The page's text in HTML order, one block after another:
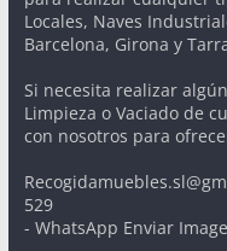
Locales, Naves
Barcelona, Girona y
Si necesita realizar
Limpieza o Vaciado de
con nosotros para
529
- WhatsApp Enviar